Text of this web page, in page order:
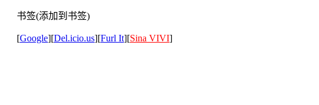
书签(添加到书签)
[Google][Del.icio.us][Furl It][Sina VIVI]